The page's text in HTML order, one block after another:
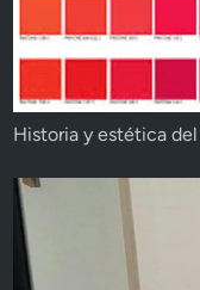
Historia y estética del